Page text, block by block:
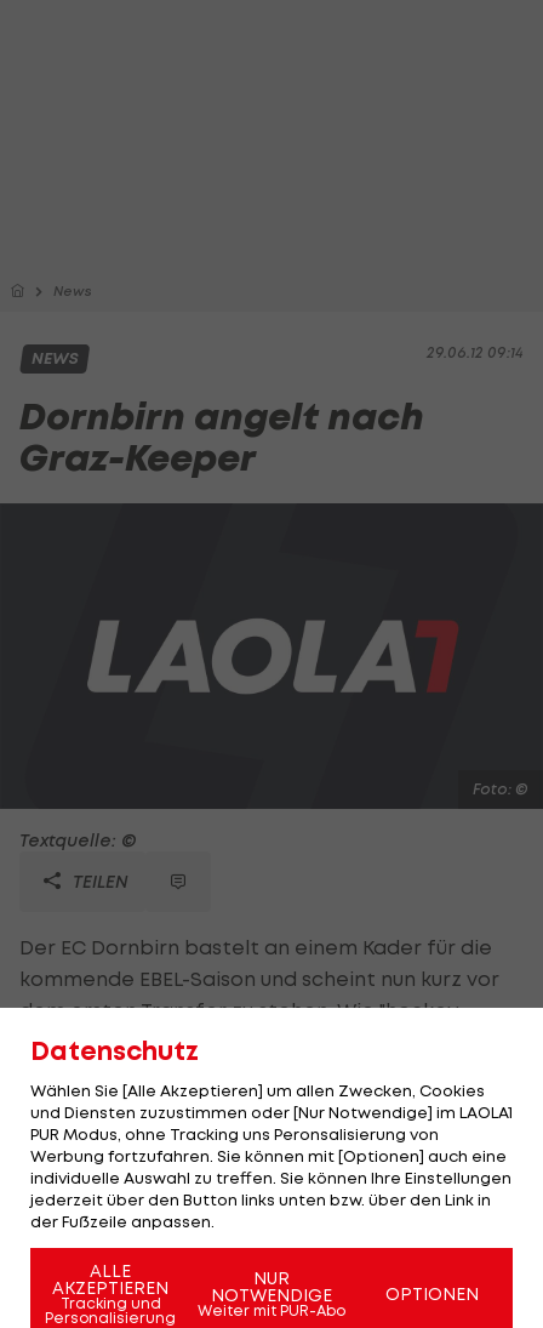
News
29.06.12 09:14
NEWS
Dornbirn angelt nach
Graz-Keeper
Foto: ©
Textquelle: ©
TEILEN
Der EC Dornbirn bastelt an einem Kader für die
kommende EBEL-Saison und scheint nun kurz vor
dem ersten Transfer zu stehen. Wie "hockey-
news" berichtet, haben die Vorarlberger ihre
den letzten beiden Jahren beim Nationalliga-
Verein ATSE Graz unter Vertrag stand. Dem
Slowenen wird aufgrund seiner Fangquote von 92,7
Prozent im vergangenen Jahr durchaus der
Schritt in die Erste Bank Eishockey Liga zugetraut.
Mehr zum Thema
Datenschutz
Wählen Sie [Alle Akzeptieren] um allen Zwecken, Cookies
und Diensten zuzustimmen oder [Nur Notwendige] im LAOLA1
PUR Modus, ohne Tracking uns Peronsalisierung von
Werbung fortzufahren. Sie können mit [Optionen] auch eine
individuelle Auswahl zu treffen. Sie können Ihre Einstellungen
jederzeit über den Button links unten bzw. über den Link in
der Fußzeile anpassen.
ALLE
AKZEPTIEREN
Tracking und
Personalisierung
NUR
NOTWENDIGE
Weiter mit PUR-Abo
OPTIONEN